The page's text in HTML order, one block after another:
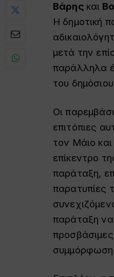
Βάρης και
Η δημοτική
μετά την
παράλληλα
του
Οι
επιτόπιες
τον Μάιο
επίκεντρο
παράταξη,
παρατυπίες
παράταξη
συμμόρφωση